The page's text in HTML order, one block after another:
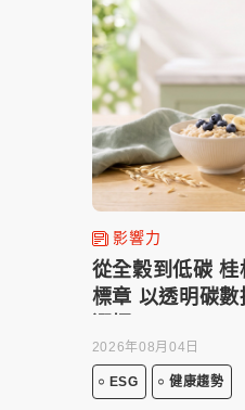
影響力
從全穀到低碳
標章 以透明碳
2026年08月04日
ESG 健康趨勢